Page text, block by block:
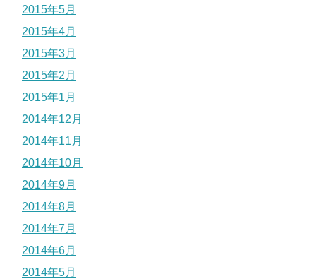
2015年5月
2015年4月
2015年3月
2015年2月
2015年1月
2014年12月
2014年11月
2014年10月
2014年9月
2014年8月
2014年7月
2014年6月
2014年5月